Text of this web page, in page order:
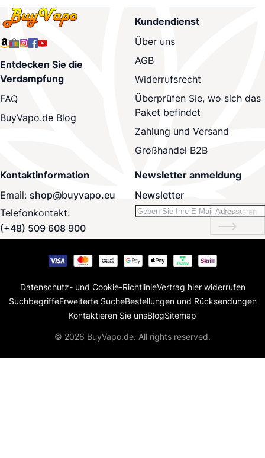
Entdecken Sie die
Verdampfung
FAQ
BuyVapo.de Blog
Kundendienst
Über uns
AGB
Widerrufsrecht
Überprüfen Sie, wo sich das
Paket befindet
Zahlung und Versand
Großhandel B2B
Kontaktinformation
Email: shop@buyvapo.eu
Telefonkontakt:
(+48) 509 608 900
Newsletter anmeldung
Newsletter
Abonnieren
Datenschutz- und Cookie-RichtlinieVertrag hier widerrufen
SuchbegriffeErweiterte SucheBestellungen und Rücksendungen
Kontaktieren Sie unsBlogSitemap
© 2026 BuyVapo.de. All rights reserved.